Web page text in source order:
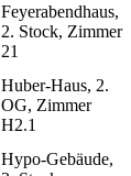
Feyerabendhaus,
2. Stock, Zimmer
21
Huber-Haus, 2.
OG, Zimmer
H2.1
Hypo-Gebäude,